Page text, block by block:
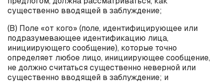
существенно вводящей в заблуждение;
(B) Поле «от кого» (поле, идентифицирующее или
подразумевающее идентификацию лица,
инициирующего сообщение), которые точно
определяет любое лицо, инициирующее сообщение,
не должно считаться существенно неверной или
существенно вводящей в заблуждение; и